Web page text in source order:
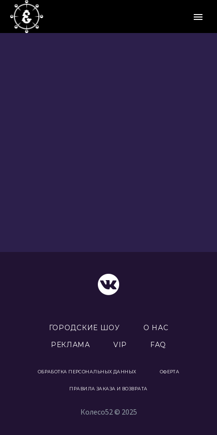
ГОРОДСКИЕ ШОУ
О НАС
РЕКЛАМА
VIP FAQ
ОБРАБОТКА ПЕРСОНАЛЬНЫХ ДАННЫХ ОФЕРТА
ПРАВИЛА ЗАКАЗА И ВОЗВРАТА
Колесо52 © 2025